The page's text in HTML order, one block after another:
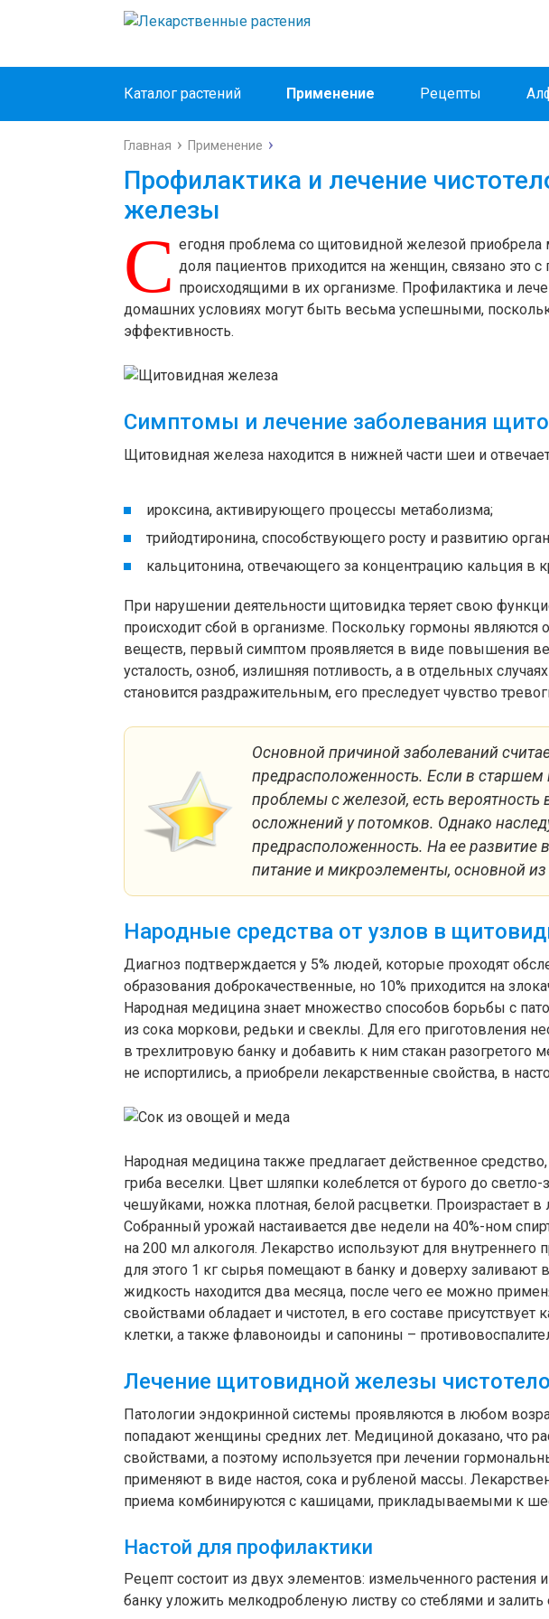
Каталог растений Применение Рецепты
Главная Применение
Профилактика и лечение
железы
С егодня проблема со щитовидной железой
доля пациентов приходится на женщин, связано это
происходящими в их организме. Профилактика и
домашних условиях могут быть весьма успешными,
эффективность.
Симптомы и лечение заболевания
Щитовидная железа находится в нижней части шеи и
ироксина, активирующего процессы метаболизма;
трийодтиронина, способствующего росту и развитию
кальцитонина, отвечающего за концентрацию кальция в
При нарушении деятельности щитовидка теряет свою
происходит сбой в организме. Поскольку гормоны
веществ, первый симптом проявляется в виде повышения
усталость, озноб, излишняя потливость, а в отдельных
становится раздражительным, его преследует чувство
Основной причиной заболеваний
предрасположенность. Если в
проблемы с железой, есть вероятность
осложнений у потомков. Однако
предрасположенность. На ее развитие
питание и микроэлементы, основной из
Народные средства от узлов в
Диагноз подтверждается у 5% людей, которые проходят
образования доброкачественные, но 10% приходится на
Народная медицина знает множество способов борьбы с
из сока моркови, редьки и свеклы. Для его приготовления
в трехлитровую банку и добавить к ним стакан разогретого
не испортились, а приобрели лекарственные свойства, в
Народная медицина также предлагает действенное
гриба веселки. Цвет шляпки колеблется от бурого до
чешуйками, ножка плотная, белой расцветки. Произрастает в
Собранный урожай настаивается две недели на 40%-ном
на 200 мл алкоголя. Лекарство используют для
для этого 1 кг сырья помещают в банку и доверху заливают
жидкость находится два месяца, после чего ее можно
свойствами обладает и чистотел, в его составе
клетки, а также флавоноиды и сапонины –
Лечение щитовидной железы
Патологии эндокринной системы проявляются в любом
попадают женщины средних лет. Медициной доказано, что
свойствами, а поэтому используется при лечении
применяют в виде настоя, сока и рубленой массы.
приема комбинируются с кашицами, прикладываемыми к
Настой для профилактики
Рецепт состоит из двух элементов: измельченного растения
банку уложить мелкодробленую листву со стеблями и залить